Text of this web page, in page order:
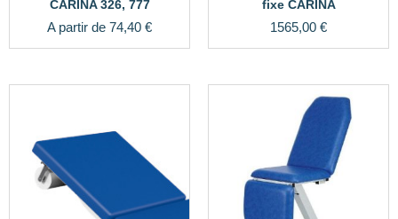
CARINA 326, 777
A partir de 74,40 €
fixe CARINA
1565,00 €